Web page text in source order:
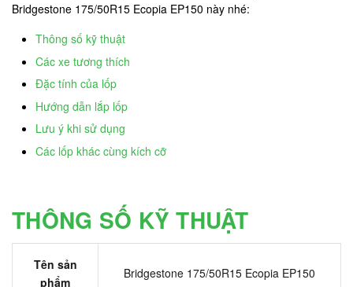
Bridgestone 175/50R15 Ecopia EP150 này nhé:
Thông số kỹ thuật
Các xe tương thích
Đặc tính của lốp
Hướng dẫn lắp lốp
Lưu ý khi sử dụng
Các lốp khác cùng kích cỡ
THÔNG SỐ KỸ THUẬT
Tên sản
phẩm
Bridgestone 175/50R15 Ecopia EP150